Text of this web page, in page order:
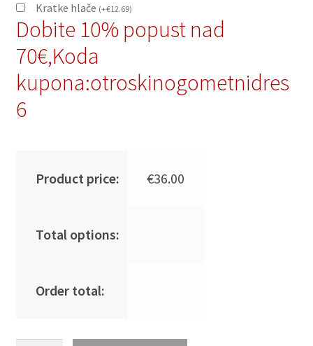
Kratke hlače (+€12.69)
Dobite 10% popust nad
70€,Koda
kupona:otroskinogometnidres
6
Product price: €36.00
Total options:
Order total: